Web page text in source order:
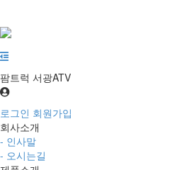
팜트럭 서광ATV
로그인 회원가입
회사소개
- 인사말
- 오시는길